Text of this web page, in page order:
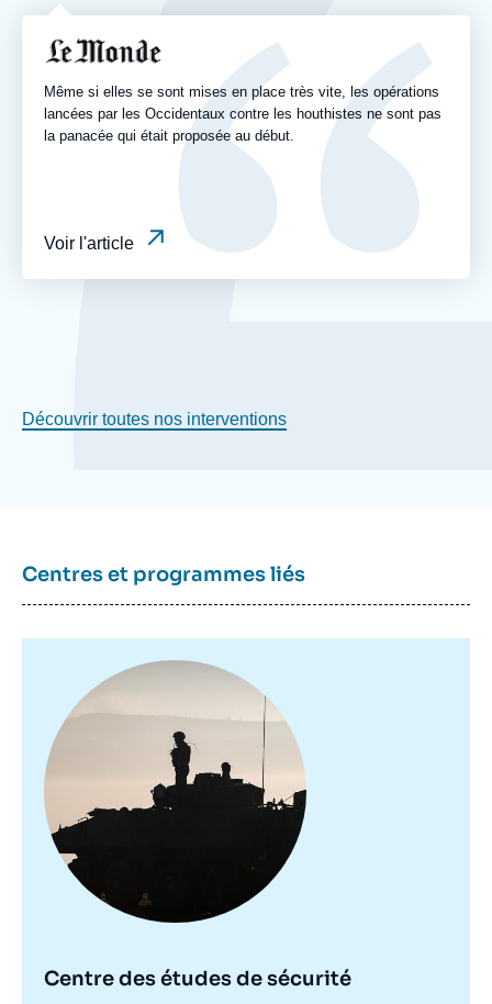
Logo
Même si elles se sont mises en place très vite, les opérations
lancées par les Occidentaux contre les houthistes ne sont pas
la panacée qui était proposée au début.
Voir l'article
journal,
ou
Découvrir toutes nos interventions
Centres et programmes liés
principale
Centre des études de sécurité